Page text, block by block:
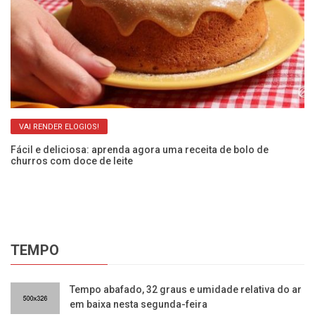
VAI RENDER ELOGIOS!
Fácil e deliciosa: aprenda agora uma receita de bolo de
churros com doce de leite
TEMPO
​Tempo abafado, 32 graus e umidade relativa do ar
em baixa nesta segunda-feira